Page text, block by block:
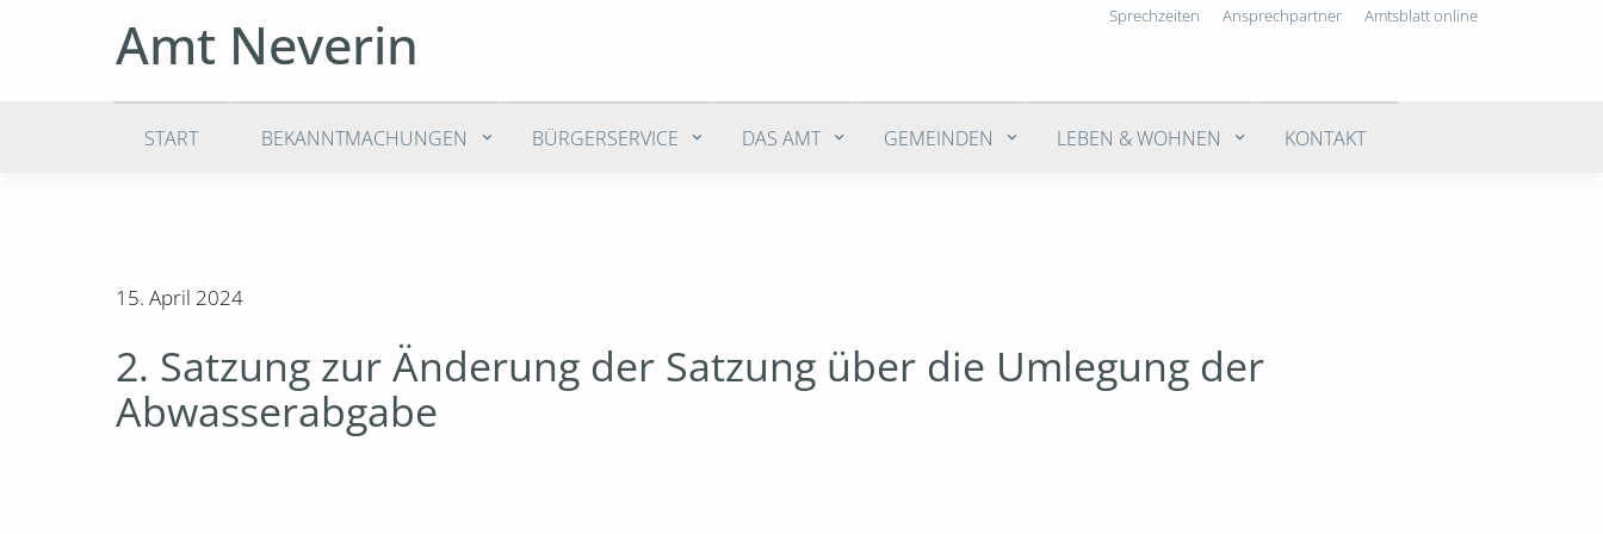
Amt Neverin Sprechzeiten Ansprechpartner Amtsblatt online
START BEKANNTMACHUNGEN BÜRGERSERVICE DAS AMT GEMEINDEN LEBEN & WOHNEN KONTAKT
15. April 2024
2. Satzung zur Änderung der Satzung über die Umlegung der
Abwasserabgabe